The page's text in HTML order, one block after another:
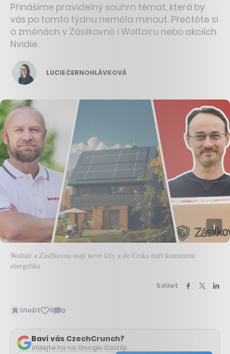
Přinášíme pravidelný souhrn témat, která by
vás po tomto týdnu neměla minout. Přečtěte si
o změnách v Zásilkovně i Woltairu nebo akciích
Nvidie.
LUCIE ČERNOHLÁVKOVÁ
Woltair a Zásilkovna mají nové šéfy a do Česka míří komunitní
energetika
Sdílet
Uložit 0 0
Zobrazit
Baví vás CzechCrunch?
Vídejte ho na Googlu častěji.